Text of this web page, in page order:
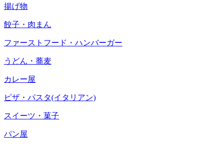
揚げ物
餃子・肉まん
ファーストフード・ハンバーガー
うどん・蕎麦
カレー屋
ピザ・パスタ(イタリアン)
スイーツ・菓子
パン屋